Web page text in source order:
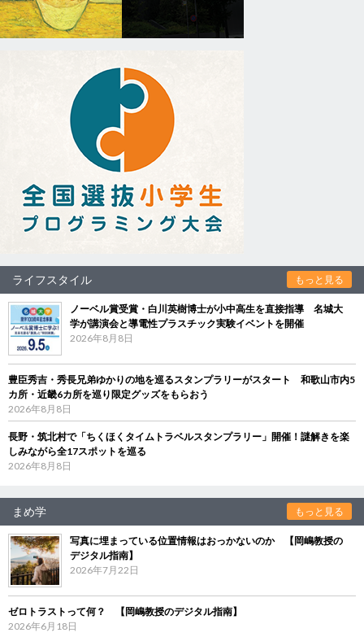
ライフスタイル もっと見る
ノーベル賞受賞・白川英樹博士が小中高生を直接指導 名城大
学が講演会と導電性プラスチック実験イベントを開催
2026年8月8日
豊臣秀吉・秀長兄弟ゆかりの地を巡るスタンプラリーがスタート 和歌山市内5
カ所・近畿6カ所を巡り限定グッズをもらおう
2026年8月8日
長野・筑北村で「ちくほくタイムトラベルスタンプラリー」開催！謎解きを楽
しみながら全17スポットを巡る
2026年8月8日
まめ学 もっと見る
写真に埋まっている位置情報はおっかないのか 【岡嶋教授の
デジタル指南】
2026年7月22日
ゼロトラストって何？ 【岡嶋教授のデジタル指南】
2026年6月18日